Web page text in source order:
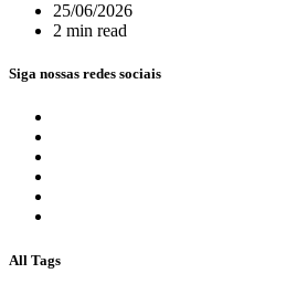
25/06/2026
2 min read
Siga nossas redes sociais
All Tags